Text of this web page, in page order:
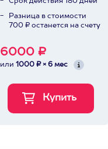
Разница в стоимости
700 ₽ останется на счету
6000 ₽
или 1000 ₽ × 6 мес